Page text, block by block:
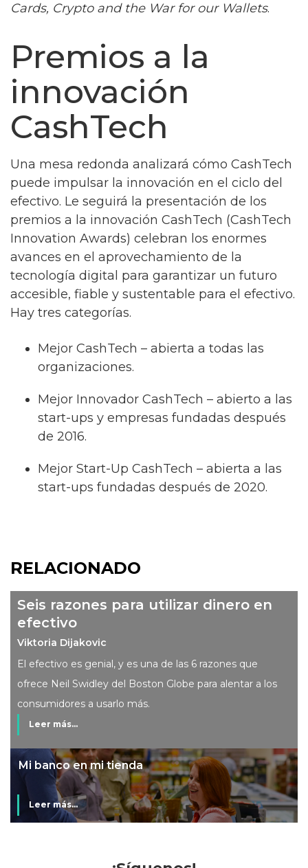
Cards, Crypto and the War for our Wallets.
Premios a la
innovación
CashTech
Una mesa redonda analizará cómo CashTech
puede impulsar la innovación en el ciclo del
efectivo. Le seguirá la presentación de los
premios a la innovación CashTech (CashTech
Innovation Awards) celebran los enormes
avances en el aprovechamiento de la
tecnología digital para garantizar un futuro
accesible, fiable y sustentable para el efectivo.
Hay tres categorías.
Mejor CashTech – abierta a todas las
organizaciones.
Mejor Innovador CashTech – abierto a las
start-ups y empresas fundadas después
de 2016.
Mejor Start-Up CashTech – abierta a las
start-ups fundadas después de 2020.
RELACIONADO
Seis razones para utilizar dinero en
efectivo
Viktoria Dijakovic
El efectivo es genial, y es una de las 6 razones que
ofrece Neil Swidley del Boston Globe para alentar a los
consumidores a usarlo más.
Leer más...
Mi banco en mi tienda
Leer más...